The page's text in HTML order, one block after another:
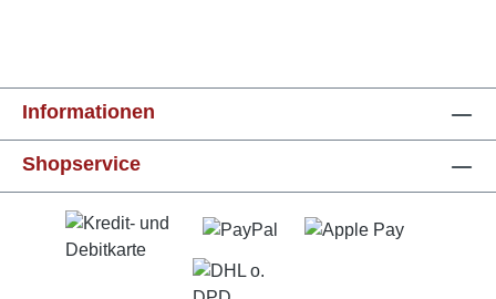
Informationen
Shopservice